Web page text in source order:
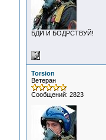
БДИ И БОДРСТВУЙ!
Torsion
Ветеран
Сообщений: 2823